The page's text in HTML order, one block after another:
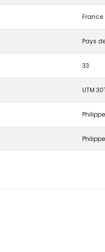
France
Pays
33
UTM